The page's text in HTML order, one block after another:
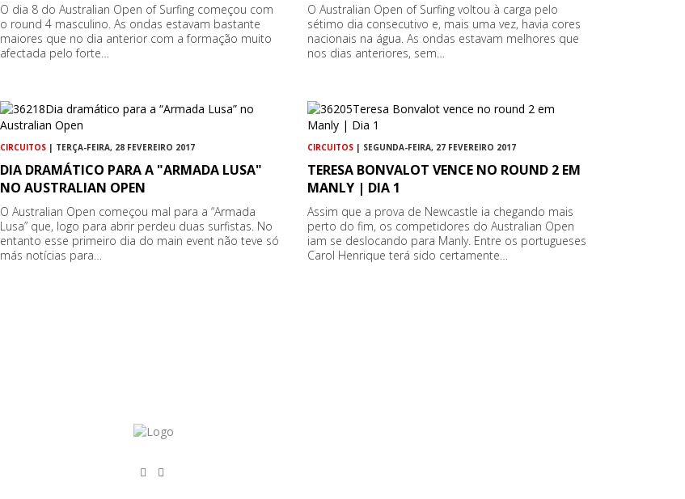
O dia 8 do Australian Open of Surfing começou com
o round 4 masculino. As ondas estavam bastante
maiores que no dia anterior com a formação muito
afectada pelo forte…
O Australian Open of Surfing voltou à carga pelo
sétimo dia consecutivo e, mais uma vez, havia cores
nacionais na água. As ondas estavam melhores que
nos dias anteriores, sem…
CIRCUITOS | TERÇA-FEIRA, 28 FEVEREIRO 2017
DIA DRAMÁTICO PARA A "ARMADA LUSA"
NO AUSTRALIAN OPEN
O Australian Open começou mal para a “Armada
Lusa” que, logo para abrir perdeu duas surfistas. No
entanto esse primeiro dia do main event não teve só
más notícias para…
CIRCUITOS | SEGUNDA-FEIRA, 27 FEVEREIRO 2017
TERESA BONVALOT VENCE NO ROUND 2 EM
MANLY | DIA 1
Assim que a prova de Newcastle ia chegando mais
perto do fim, os competidores do Australian Open
iam se deslocando para Manly. Entre os portugueses
Carol Henrique terá sido certamente…